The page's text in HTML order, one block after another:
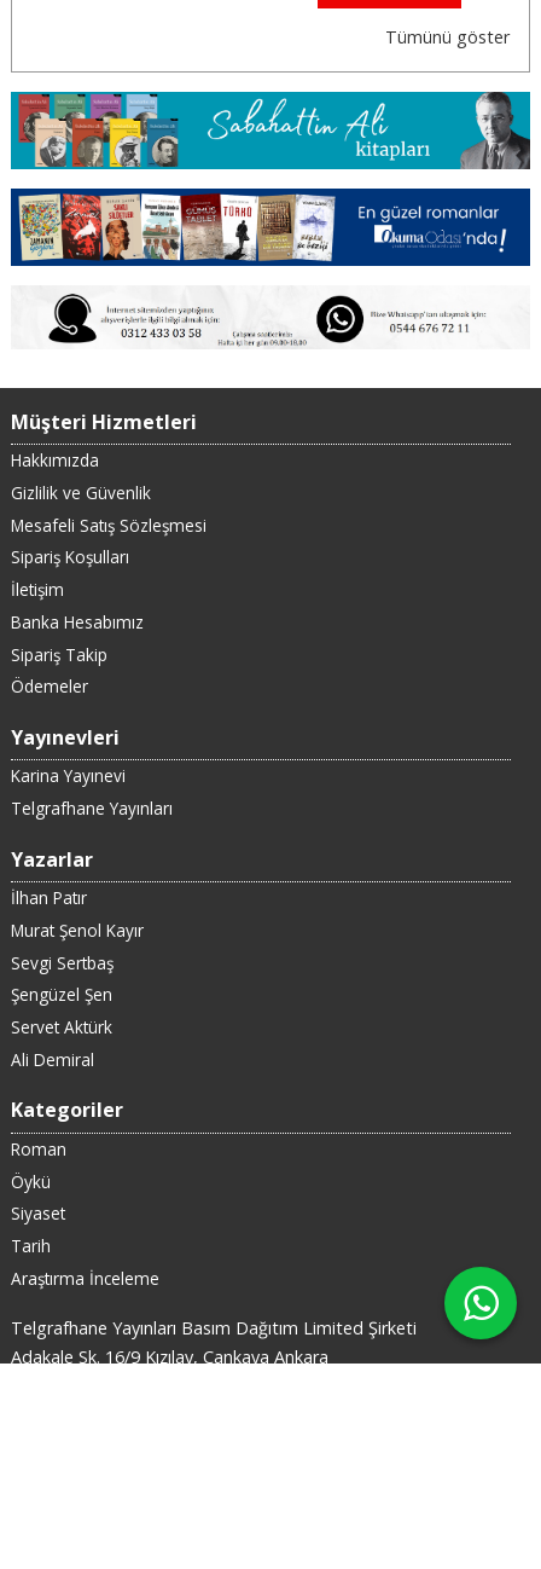
Tümünü göster
Müşteri Hizmetleri
Hakkımızda
Gizlilik ve Güvenlik
Mesafeli Satış Sözleşmesi
Sipariş Koşulları
İletişim
Banka Hesabımız
Sipariş Takip
Ödemeler
Yayınevleri
Karina Yayınevi
Telgrafhane Yayınları
Yazarlar
İlhan Patır
Murat Şenol Kayır
Sevgi Sertbaş
Şengüzel Şen
Servet Aktürk
Ali Demiral
Kategoriler
Roman
Öykü
Siyaset
Tarih
Araştırma İnceleme
Telgrafhane Yayınları Basım Dağıtım Limited Şirketi
Adakale Sk. 16/9 Kızılay, Çankaya Ankara